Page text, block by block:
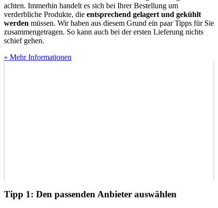
achten. Immerhin handelt es sich bei Ihrer Bestellung um
verderbliche Produkte, die entsprechend gelagert und gekühlt
werden müssen. Wir haben aus diesem Grund ein paar Tipps für Sie
zusammengetragen. So kann auch bei der ersten Lieferung nichts
schief gehen.
» Mehr Informationen
Tipp 1: Den passenden Anbieter auswählen